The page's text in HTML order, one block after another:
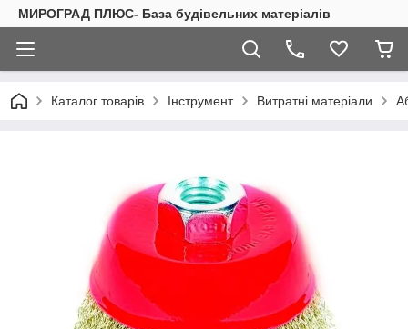
МИРОГРАД ПЛЮС- База будівельних матеріалів
Каталог товарів Інструмент Витратні матеріали